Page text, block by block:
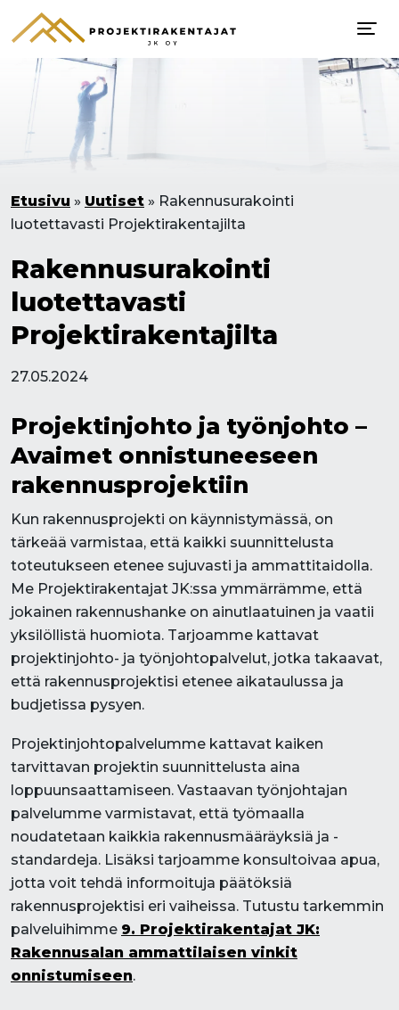
Etusivu » Uutiset » Rakennusurakointi
luotettavasti Projektirakentajilta
Rakennusurakointi
luotettavasti
Projektirakentajilta
27.05.2024
Projektinjohto ja työnjohto –
Avaimet onnistuneeseen
rakennusprojektiin
Kun rakennusprojekti on käynnistymässä, on
tärkeää varmistaa, että kaikki suunnittelusta
toteutukseen etenee sujuvasti ja ammattitaidolla.
Me Projektirakentajat JK:ssa ymmärrämme, että
jokainen rakennushanke on ainutlaatuinen ja vaatii
yksilöllistä huomiota. Tarjoamme kattavat
projektinjohto- ja työnjohtopalvelut, jotka takaavat,
että rakennusprojektisi etenee aikataulussa ja
budjetissa pysyen.
Projektinjohtopalvelumme kattavat kaiken
tarvittavan projektin suunnittelusta aina
loppuunsaattamiseen. Vastaavan työnjohtajan
palvelumme varmistavat, että työmaalla
noudatetaan kaikkia rakennusmääräyksiä ja -
standardeja. Lisäksi tarjoamme konsultoivaa apua,
jotta voit tehdä informoituja päätöksiä
rakennusprojektisi eri vaiheissa. Tutustu tarkemmin
palveluihimme 9. Projektirakentajat JK:
Rakennusalan ammattilaisen vinkit
onnistumiseen.